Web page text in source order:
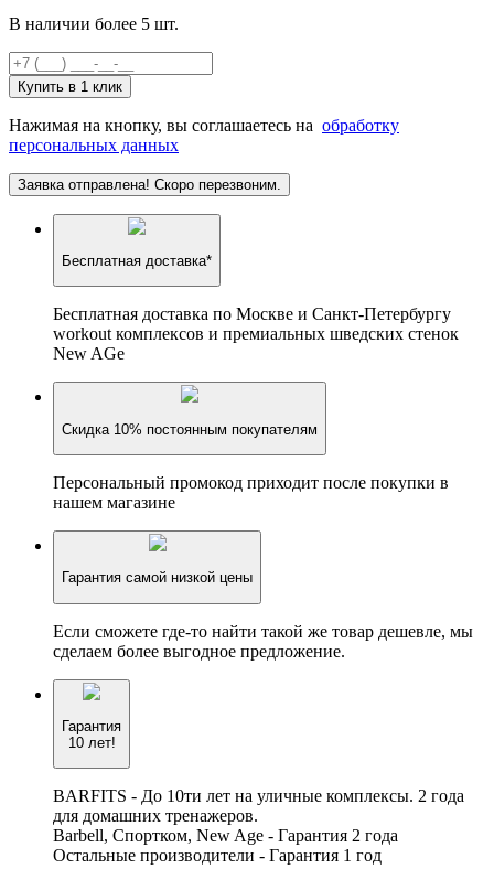
В наличии более 5 шт.
Купить в 1 клик
Нажимая на кнопку, вы соглашаетесь на обработку
персональных данных
Заявка отправлена! Скоро перезвоним.
Бесплатная доставка*
Бесплатная доставка по Москве и Санкт-Петербургу
workout комплексов и премиальных шведских стенок
New AGe
Скидка 10% постоянным покупателям
Персональный промокод приходит после покупки в
нашем магазине
Гарантия самой низкой цены
Если сможете где-то найти такой же товар дешевле, мы
сделаем более выгодное предложение.
Гарантия
10 лет!
BARFITS - До 10ти лет на уличные комплексы. 2 года
для домашних тренажеров.
Barbell, Спортком, New Age - Гарантия 2 года
Остальные производители - Гарантия 1 год